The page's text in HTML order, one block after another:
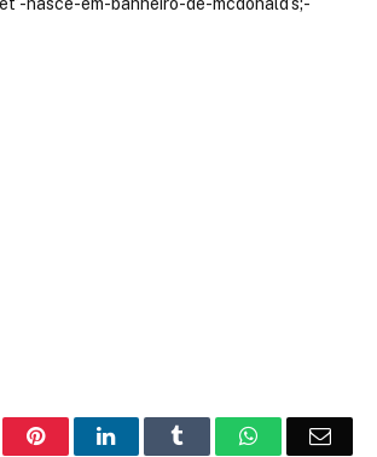
PinterestLinkedIn Tumblr WhatsApp